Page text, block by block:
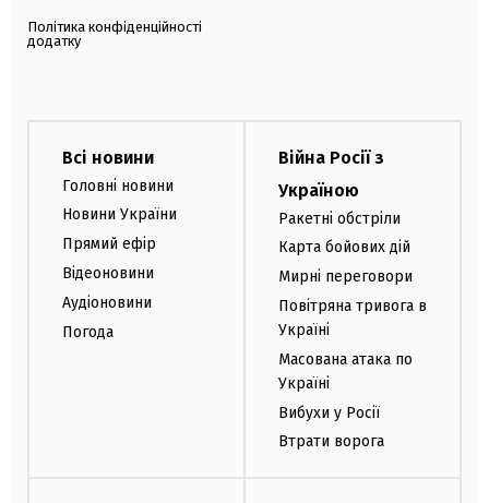
Політика конфіденційності
додатку
Всі новини
Головні новини
Новини України
Прямий ефір
Відеоновини
Аудіоновини
Погода
Війна Росії з
Україною
Ракетні обстріли
Карта бойових дій
Мирні переговори
Повітряна тривога в
Україні
Масована атака по
Україні
Вибухи у Росії
Втрати ворога